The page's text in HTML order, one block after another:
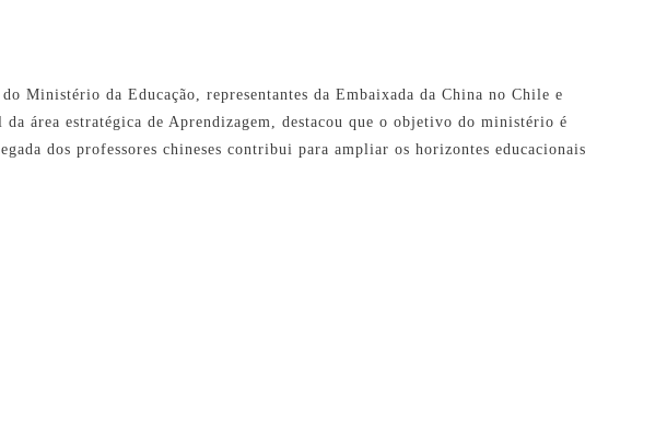
Ministério da Educação, representantes da Embaixada da China no Chile e
área estratégica de Aprendizagem, destacou que o objetivo do ministério é
dos professores chineses contribui para ampliar os horizontes educacionais